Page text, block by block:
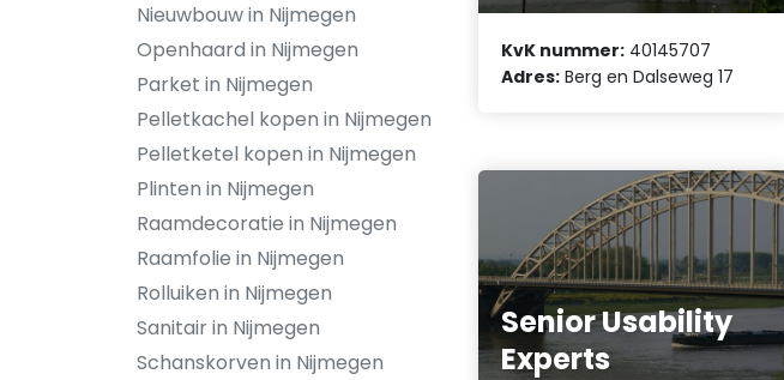
Nieuwbouw in Nijmegen
Openhaard in Nijmegen
Parket in Nijmegen
Pelletkachel kopen in Nijmegen
Pelletketel kopen in Nijmegen
Plinten in Nijmegen
Raamdecoratie in Nijmegen
Raamfolie in Nijmegen
Rolluiken in Nijmegen
Sanitair in Nijmegen
Schanskorven in Nijmegen
KvK nummer: 40145707
Adres: Berg en Dalseweg 17
Senior Usability
Experts